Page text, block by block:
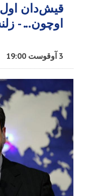
قیش‌دان اول
اوچون... -
3 آوقوست 19:00